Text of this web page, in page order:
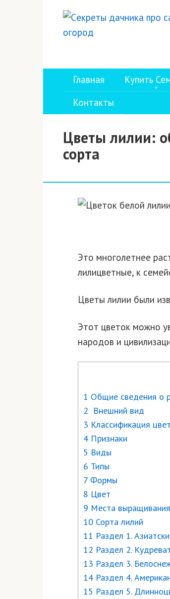
Главная Купить
Контакты
Цветы лилии:
сорта
Это многолетнее
лилицветные, к
Цветы лилии были
Этот цветок можно
народов и
1 Общие сведения о
2 Внешний вид
3 Классификация
4 Признаки
5 Виды
6 Типы
7 Формы
8 Цвет
9 Места выращивания
10 Сорта лилий
11 Раздел 1.
12 Раздел 2.
13 Раздел 3.
14 Раздел 4.
15 Раздел 5.